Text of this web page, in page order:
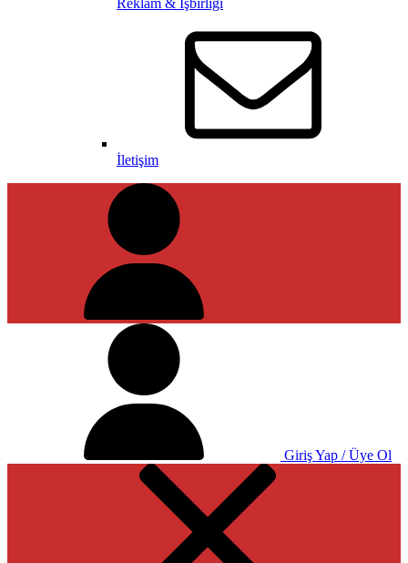
Reklam & İşbirliği
İletişim
Giriş Yap / Üye Ol